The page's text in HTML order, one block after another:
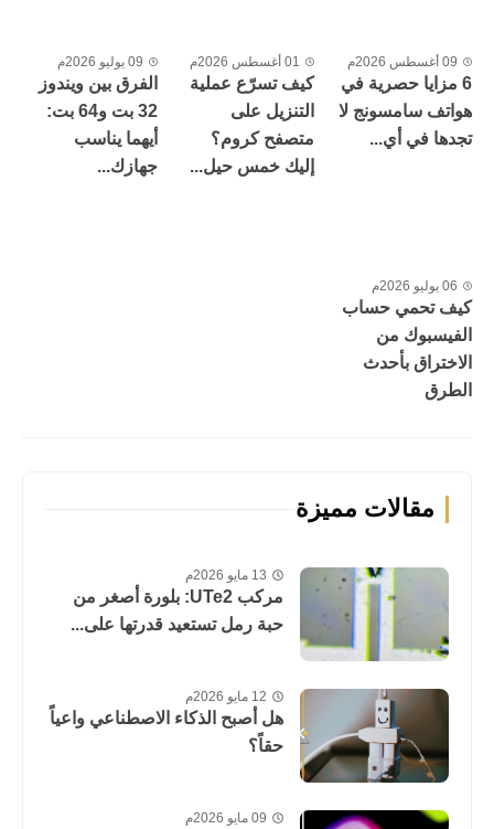
09 أغسطس 2026م
6 مزايا حصرية في
هواتف سامسونج لا
تجدها في أي...
01 أغسطس 2026م
كيف تسرّع عملية
التنزيل على
متصفح كروم؟
إليك خمس حيل...
09 يوليو 2026م
الفرق بين ويندوز
32 بت و64 بت:
أيهما يناسب
جهازك...
06 يوليو 2026م
كيف تحمي حساب
الفيسبوك من
الاختراق بأحدث
الطرق
مقالات مميزة
13 مايو 2026م
مركب UTe2: بلورة أصغر من
حبة رمل تستعيد قدرتها على...
12 مايو 2026م
هل أصبح الذكاء الاصطناعي واعياً
حقاً؟
09 مايو 2026م